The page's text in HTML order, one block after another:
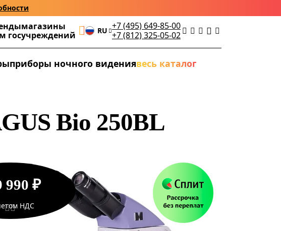
магазины
госучреждений RU +7 (495) 649-85-00
+7 (812) 325-05-02
приборы ночного видениявесь каталог
Bio 250BL
990 ₽
НДС